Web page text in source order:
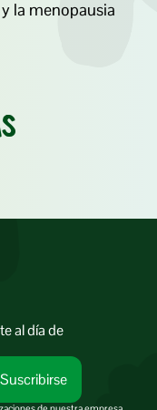
al día de